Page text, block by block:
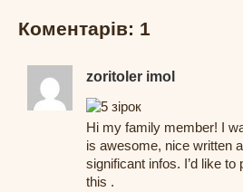
Коментарів: 1
zoritoler imol
Hi my family member! I
is awesome, nice written
significant infos. I’d like
this .